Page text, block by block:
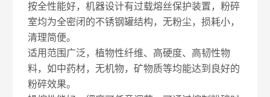
按全性能好，机器设计有过载熔丝保护装置，粉碎
室均为全密闭的不锈钢罐结构，无粉尘，损耗小，
清理简便。
适用范围广泛，植物性纤维、高硬度、高韧性物
料，如中药材，无机物，矿物质等均能达到良好的
粉碎效果。